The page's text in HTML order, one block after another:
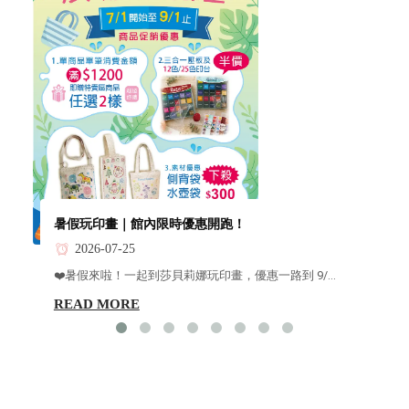
暑假玩印畫｜館內限時優惠開跑！
2026-07-25
❤️暑假來啦！一起到莎貝莉娜玩印畫，優惠一路到 9/...
READ MORE